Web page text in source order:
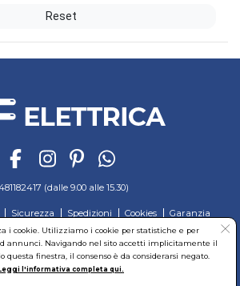
Reset
(dalle 9.00 alle 15.30)
Sicurezza Spedizioni Cookies
Garanzia
Recesso Regolamento Richiedi reso
Legale: Via Alcide de Gasperi, 74 - 04011 Aprilia (LT)
- Codice Fiscale: 02435300591
Via Alcide de Gasperi, 74 - 04011 Aprilia (LT)
i cookie. Utilizziamo i cookie per statistiche e per
annunci. Navigando nel sito accetti implicitamente il
questa finestra, il consenso è da considerarsi negato.
l'informativa completa qui.